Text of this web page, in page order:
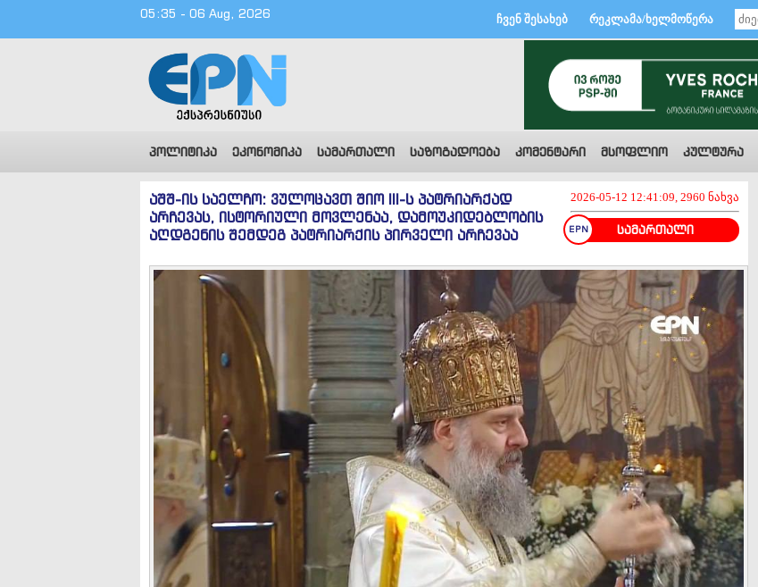
05:35 - 06 Aug, 2026 ჩვენ შესახებ რეკლამა/ხელმოწერა
პოლიტიკა ეკონომიკა სამართალი საზოგადოება კომენტარი მსოფლიო კულტურა
2026-05-12 12:41:09, 2960 ნახვა
სამართალი
აშშ-ის საელჩო: ვულოცავთ შიო III-ს პატრიარქად
არჩევას, ისტორიული მოვლენაა, დამოუკიდებლობის
აღდგენის შემდეგ პატრიარქის პირველი არჩევაა